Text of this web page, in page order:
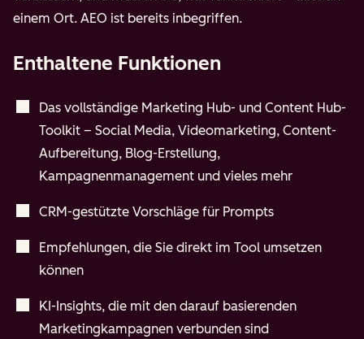
einem Ort. AEO ist bereits inbegriffen.
Enthaltene Funktionen
Das vollständige Marketing Hub- und Content Hub-
Toolkit – Social Media, Videomarketing, Content-
Aufbereitung, Blog-Erstellung,
Kampagnenmanagement und vieles mehr
CRM-gestützte Vorschläge für Prompts
Empfehlungen, die Sie direkt im Tool umsetzen
können
KI-Insights, die mit den darauf basierenden
Marketingkampagnen verbunden sind